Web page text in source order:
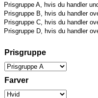
Prisgruppe A, hvis du handler
Prisgruppe B, hvis du handler
Prisgruppe C, hvis du handler
Prisgruppe D, hvis du handler
Prisgruppe
Farver